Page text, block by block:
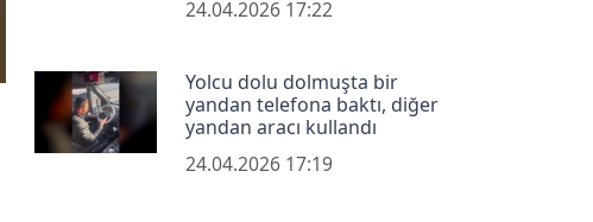
24.04.2026 17:22
Yolcu dolu dolmuşta bir
yandan telefona baktı, diğer
yandan aracı kullandı
24.04.2026 17:19